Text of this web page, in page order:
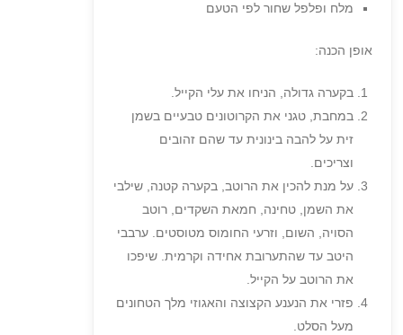
מלח ופלפל שחור לפי הטעם
אופן הכנה:
בקערה גדולה, הניחו את עלי הקייל.
במחבת, טגני את הקרוטונים טבעיים בשמן
זית על להבה בינונית עד שהם זהובים
וצריכים.
על מנת להכין את הרוטב, בקערה קטנה, שילבי
את השמן, טחינה, חמאת השקדים, רוטב
הסויה, השום, וזרעי החומוס מטוסטים. ערבבי
היטב עד שהתערובת אחידה וקרמית. שיפכו
את הרוטב על הקייל.
פזרי את הנענע הקצוצה והאגוזי מלך הטחונים
מעל הסלט.